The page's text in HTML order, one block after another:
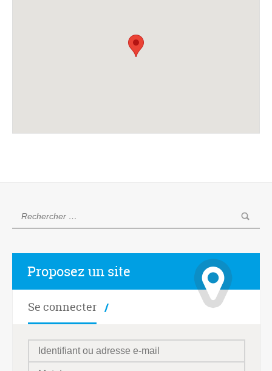
Proposez un site
Se connecter